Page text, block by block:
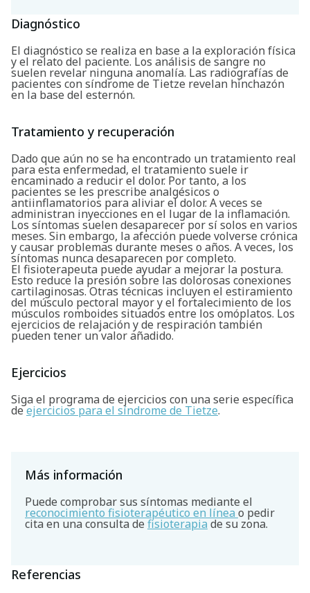
Buscar
Diagnóstico
El diagnóstico se realiza en base a la exploración física
y el relato del paciente. Los análisis de sangre no
suelen revelar ninguna anomalía. Las radiografías de
pacientes con síndrome de Tietze revelan hinchazón
en la base del esternón.
Tratamiento y recuperación
Dado que aún no se ha encontrado un tratamiento real
para esta enfermedad, el tratamiento suele ir
encaminado a reducir el dolor. Por tanto, a los
pacientes se les prescribe analgésicos o
antiinflamatorios para aliviar el dolor. A veces se
administran inyecciones en el lugar de la inflamación.
Los síntomas suelen desaparecer por sí solos en varios
meses. Sin embargo, la afección puede volverse crónica
y causar problemas durante meses o años. A veces, los
síntomas nunca desaparecen por completo.
El fisioterapeuta puede ayudar a mejorar la postura.
Esto reduce la presión sobre las dolorosas conexiones
cartilaginosas. Otras técnicas incluyen el estiramiento
del músculo pectoral mayor y el fortalecimiento de los
músculos romboides situados entre los omóplatos. Los
ejercicios de relajación y de respiración también
pueden tener un valor añadido.
Ejercicios
Siga el programa de ejercicios con una serie específica
deejercicios para el síndrome de Tietze.
Más información
Puede comprobar sus síntomas mediante el
reconocimiento fisioterapéutico en línea o pedir
cita en una consulta de fisioterapia de su zona.
Referencias